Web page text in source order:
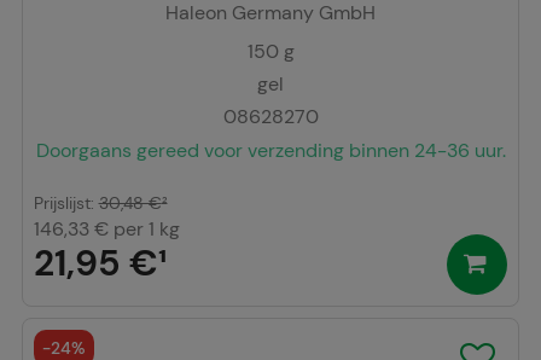
Haleon Germany GmbH
150 g
gel
08628270
Doorgaans gereed voor verzending binnen 24-36 uur.
21,95 €¹
Prijslijst: 30,48 €²
146,33 € per 1 kg
-24%